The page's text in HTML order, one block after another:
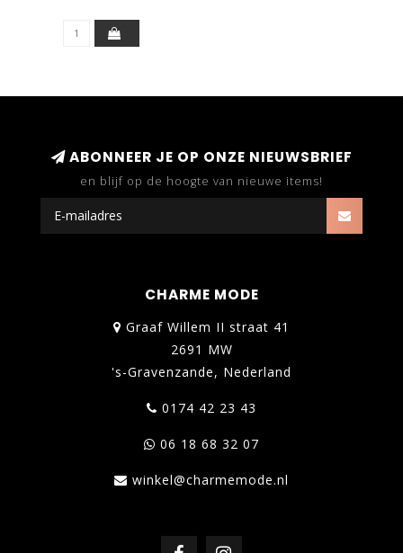
ABONNEER JE OP ONZE NIEUWSBRIEF
en blijf op de hoogte van nieuwe items!
CHARME MODE
Graaf Willem II straat 41
2691 MW
's-Gravenzande, Nederland
0174 42 23 43
06 18 68 32 07
winkel@charmemode.nl